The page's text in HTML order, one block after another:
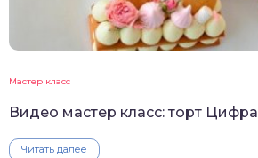
Мастер класс
Видео мастер класс: торт Цифра
Читать далее